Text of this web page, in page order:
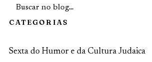
CATEGORIAS
Sexta do Humor e da Cultura Judaica